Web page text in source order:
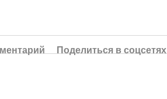
Поделиться в соцсетях